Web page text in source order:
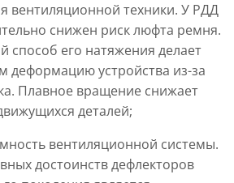
вентиляционной техники. У РДД
снижен риск люфта ремня.
способ его натяжения делает
деформацию устройства из-за
Плавное вращение снижает
деталей;
вентиляционной системы.
достоинств дефлекторов